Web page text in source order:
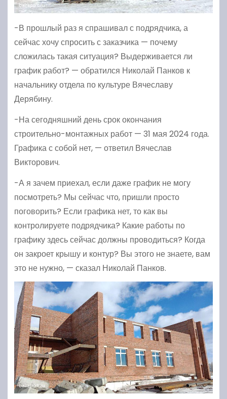
-В прошлый раз я спрашивал с подрядчика, а
сейчас хочу спросить с заказчика — почему
сложилась такая ситуация? Выдерживается ли
график работ? — обратился Николай Панков к
начальнику отдела по культуре Вячеславу
Дерябину.
-На сегодняшний день срок окончания
строительно-монтажных работ — 31 мая 2024 года.
Графика с собой нет, — ответил Вячеслав
Викторович.
-А я зачем приехал, если даже график не могу
посмотреть? Мы сейчас что, пришли просто
поговорить? Если графика нет, то как вы
контролируете подрядчика? Какие работы по
графику здесь сейчас должны проводиться? Когда
он закроет крышу и контур? Вы этого не знаете, вам
это не нужно, — сказал Николай Панков.